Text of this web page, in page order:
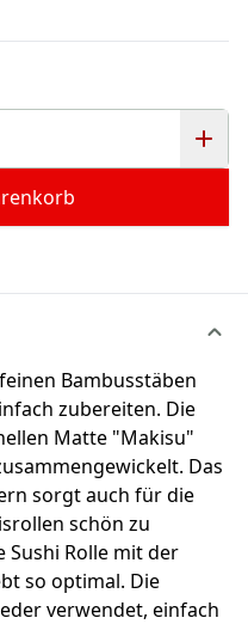
Bambusstäben
zubereiten. Die
Matte "Makisu"
Das
sorgt auch für die
schön zu
Sushi Rolle mit der
so optimal. Die
verwendet, einfach